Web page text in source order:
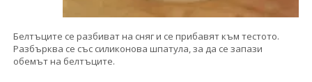
Белтъците се разбиват на сняг и се прибавят към тестото.
Разбърква се със силиконова шпатула, за да се запази
обемът на белтъците.